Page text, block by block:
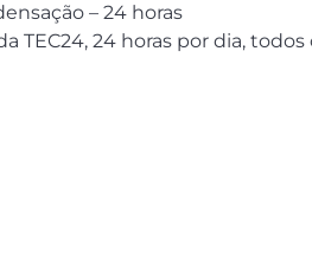
– 24 horas
24 horas por dia, todos